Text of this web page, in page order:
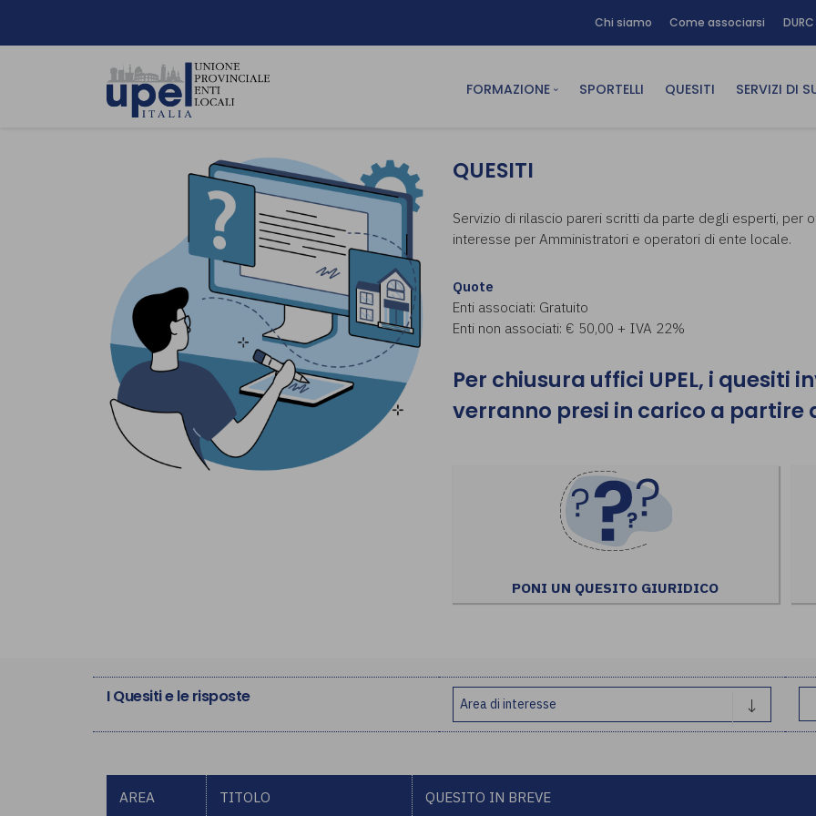
Chi siamo Come associarsi
FORMAZIONE
FAD asincrona (e-learning)
Formazione obbligatoria
Formazione in aula
Piano formativo gratuito
associati
SPORTELLI QUESITI SERVIZI DI
Area
Area
QUESITI
Servizio di rilascio pareri scritti da parte degli esperti, per
interesse per Amministratori e operatori di ente locale.
Quote
Enti associati: Gratuito
Enti non associati: € 50,00 + IVA 22%
Per chiusura uffici UPEL, i quesiti
verranno presi in carico a partire
PONI UN QUESITO GIURIDICO
I Quesiti e le risposte
AREA TITOLO QUESITO IN BREVE